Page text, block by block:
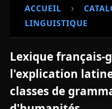
ACCUEIL ›
LINGUISTIQUE
Lexique français-
l'explication
classes de